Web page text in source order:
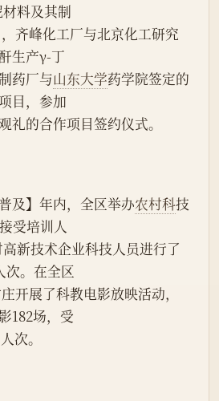
料及其制
齐峰化工厂与北京化工研究
生产γ-丁
药厂与山东大学药学院签定的
目，参加
礼的合作项目签约仪式。
及】年内，全区举办农村科技
受培训人
新技术企业科技人员进行了
次。在全区
开展了科教电影放映活动，
182场，受
次。